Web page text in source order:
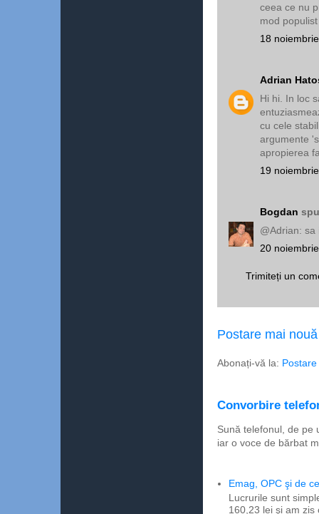
ceea ce nu
mod
18
Adrian
Hi hi. In loc
cu cele
argumente
apropierea
19
Bogdan
@Adrian:
20
Trimiteți un
Postare mai nouă
Abonați-vă la:
Convorbire
Sună telefonul, de pe
iar o voce de bărbat
Emag, OPC şi de
Lucrurile sunt
160,23 lei şi am